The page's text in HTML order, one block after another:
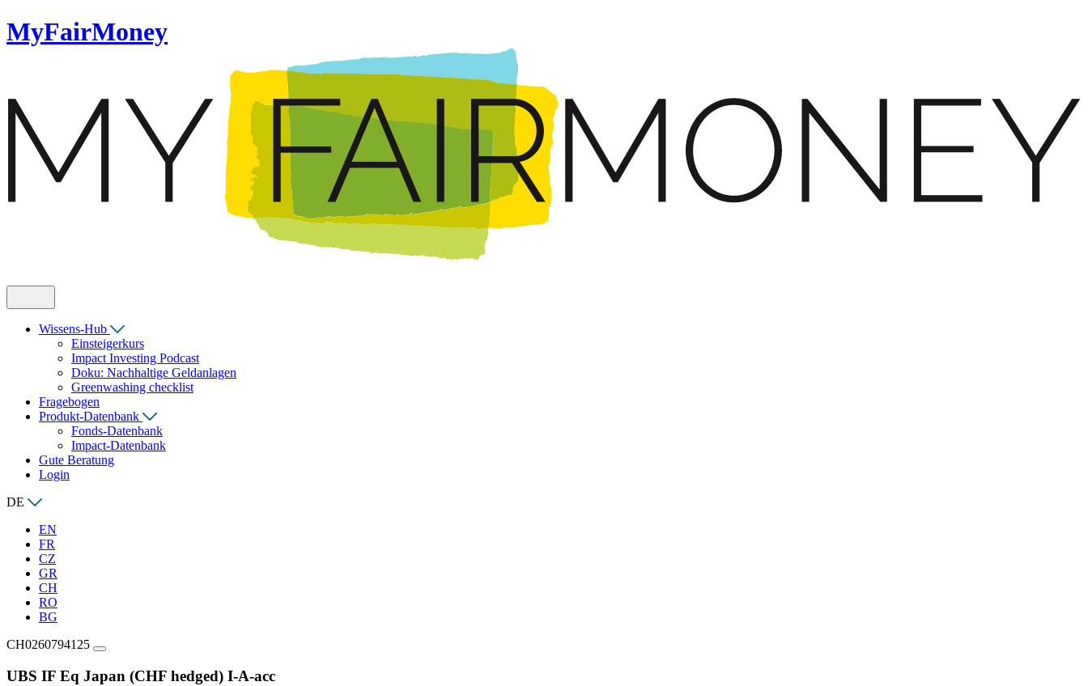
MyFairMoney
Wissens-Hub
Einsteigerkurs
Impact Investing Podcast
Doku: Nachhaltige Geldanlagen
Greenwashing checklist
Fragebogen
Produkt-Datenbank
Fonds-Datenbank
Impact-Datenbank
Gute Beratung
Login
DE
EN
FR
CZ
GR
CH
RO
BG
CH0260794125
UBS IF Eq Japan (CHF hedged) I-A-acc